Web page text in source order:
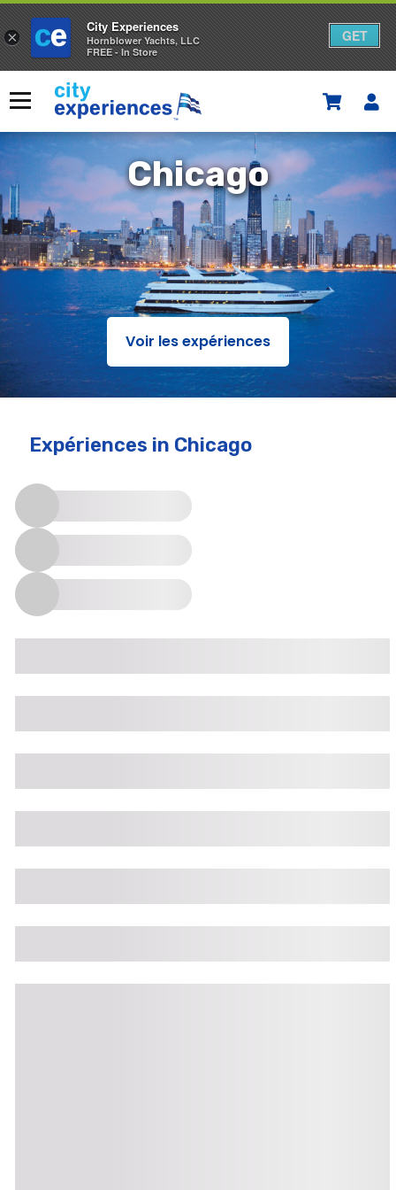
to
content
Menu
Chicago
Chicago
Voir les expériences
Expériences in Chicago
×
City Experiences
Hornblower Yachts, LLC
FREE - In Store
GET